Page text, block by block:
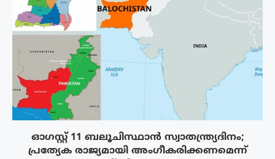
ഓഗസ്റ്റ് 11 ബലൂചിസ്ഥാൻ സ്വാതന്ത്ര്യദിനം;
പ്രത്യേക രാജ്യമായി അംഗീകരിക്കണമെന്ന്